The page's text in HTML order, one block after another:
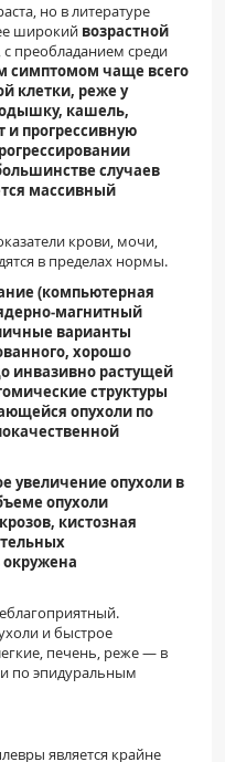
но в литературе
широкий возрастной
, с преобладанием среди
симптомом чаще всего
клетки, реже у
кашель,
и прогрессивную
случаев
массивный
крови, мочи,
в пределах нормы.
(компьютерная
варианты
хорошо
инвазивно растущей
структуры
опухоли по
увеличение опухоли в
опухоли
кистозная
окружена
и быстрое
печень, реже — в
по эпидуральным
является крайне